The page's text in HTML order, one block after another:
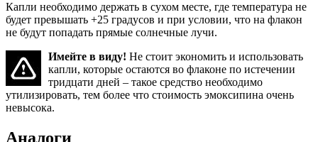
Капли необходимо держать в сухом месте, где температура не
будет превышать +25 градусов и при условии, что на флакон
не будут попадать прямые солнечные лучи.
Имейте в виду! Не стоит экономить и использовать
капли, которые остаются во флаконе по истечении
тридцати дней – такое средство необходимо
утилизировать, тем более что стоимость эмоксипина очень
невысока.
Аналоги